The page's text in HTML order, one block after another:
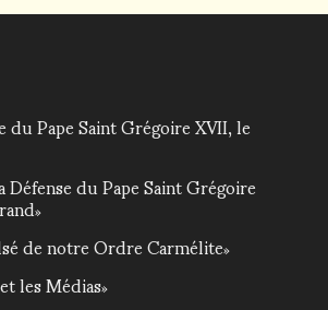
Pape Saint Grégoire XVII, le
du Pape Saint Grégoire
de notre Ordre Carmélite
les Médias